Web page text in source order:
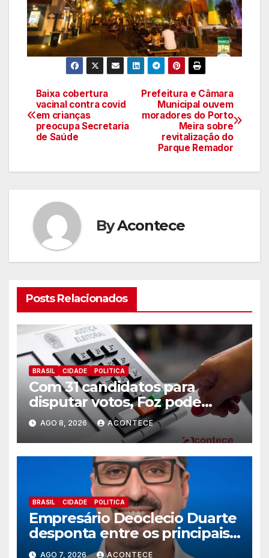
Navegação
de
Prefeitura e Câmara
Municipal ouvem
moradores do Porto
Meira sobre
revitalização do
Parque Remador
Baixa cobertura
vacinal contra covid
em crianças
preocupa Secretaria
de Saúde
ByAcontece
Posts Relacionados
BRASIL CIDADE POLITICA
Com 31 candidatos para
disputar votos, Foz pode
perder representatividade
AGO 8, 2026 ACONTECE
BRASIL CIDADE POLITICA
Empresário Deoclecio Duarte
desponta entre os principais
nomes do União Brasil para
AGO 7, 2026 ACONTECE